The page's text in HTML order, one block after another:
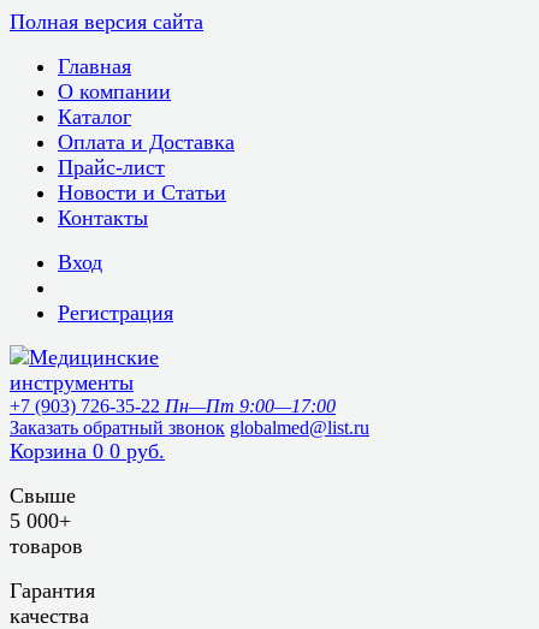
Полная версия сайта
Главная
О компании
Каталог
Оплата и Доставка
Прайс-лист
Новости и Статьи
Контакты
Вход
Регистрация
+7 (903) 726-35-22 Пн—Пт 9:00—17:00
Заказать обратный звонок globalmed@list.ru
Корзина 0 0 руб.
Свыше
5 000+
товаров
Гарантия
качества